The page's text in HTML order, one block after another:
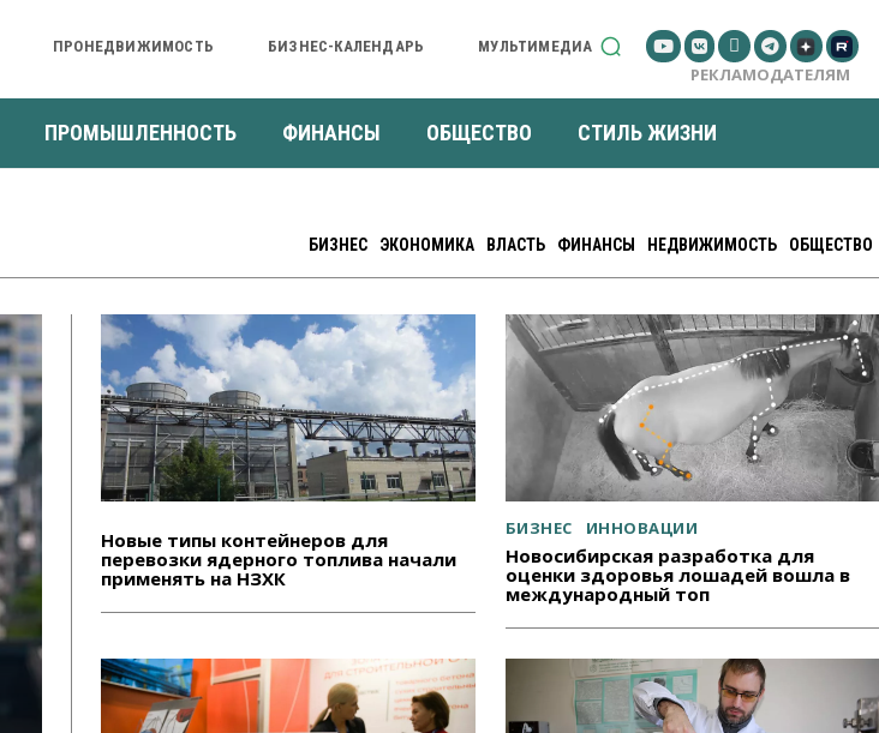
ПРОНЕДВИЖИМОСТЬ БИЗНЕС-КАЛЕНДАРЬ МУЛЬТИМЕДИА
РЕКЛАМОДАТЕЛЯМ
ПРОМЫШЛЕННОСТЬ ФИНАНСЫ ОБЩЕСТВО СТИЛЬ ЖИЗНИ
БИЗНЕС ЭКОНОМИКА ВЛАСТЬ ФИНАНСЫ НЕДВИЖИМОСТЬ ОБЩЕСТВО
Новые типы контейнеров для
перевозки ядерного топлива начали
применять на НЗХК
БИЗНЕС ИННОВАЦИИ
Новосибирская разработка для
оценки здоровья лошадей вошла в
международный топ